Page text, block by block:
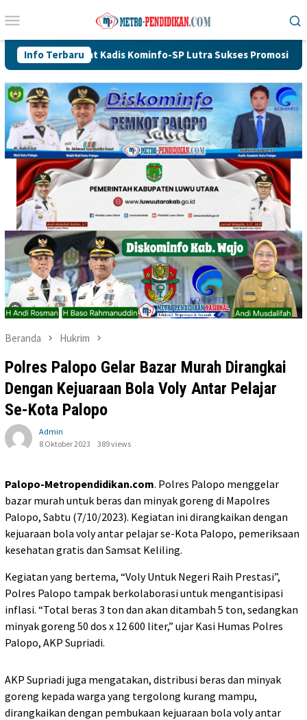
ke
Mobile
Info Terbaru
Buat Kadis Kominfo-SP Lutra Sukses Promosi Program
Beranda Hukrim
Polres Palopo Gelar Bazar Murah Dirangkai
Dengan Kejuaraan Bola Voly Antar Pelajar
Se-Kota Palopo
Admin
8 Oktober 2023
389 views
Palopo-Metropendidikan.com. Polres Palopo menggelar
bazar murah untuk beras dan minyak goreng di Mapolres
Palopo, Sabtu (7/10/2023). Kegiatan ini dirangkaikan dengan
kejuaraan bola voly antar pelajar se-Kota Palopo, pemeriksaan
kesehatan gratis dan Samsat Keliling.
Kegiatan yang bertema, “Voly Untuk Negeri Raih Prestasi”,
Polres Palopo tampak berkolaborasi untuk mengantisipasi
inflasi. “Total beras 3 ton dan akan ditambah 5 ton, sedangkan
minyak goreng 50 dos x 12 600 liter,” ujar Kasi Humas Polres
Palopo, AKP Supriadi.
AKP Supriadi juga mengatakan, distribusi beras dan minyak
goreng kepada warga yang tergolong kurang mampu,
dirangkaikan dengan pembukaan kejuaraan bola voly antar